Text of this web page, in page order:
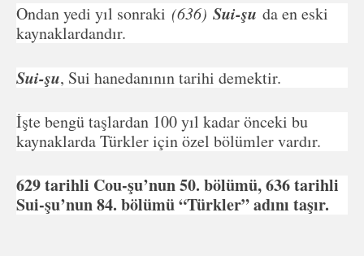
Ondan yedi yıl sonraki (636) Sui-şu da en eski
kaynaklardandır.
Sui-şu, Sui hanedanının tarihi demektir.
İşte bengü taşlardan 100 yıl kadar önceki bu
kaynaklarda Türkler için özel bölümler vardır.
629 tarihli Cou-şu’nun 50. bölümü, 636 tarihli
Sui-şu’nun 84. bölümü “Türkler” adını taşır.